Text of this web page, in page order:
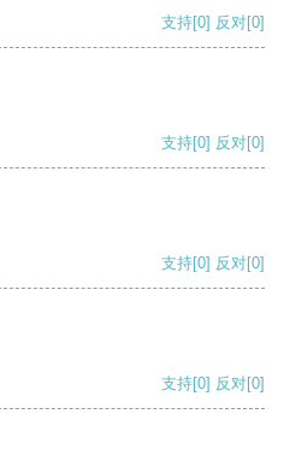
支持[0] 反对[0]
支持[0] 反对[0]
支持[0] 反对[0]
支持[0] 反对[0]